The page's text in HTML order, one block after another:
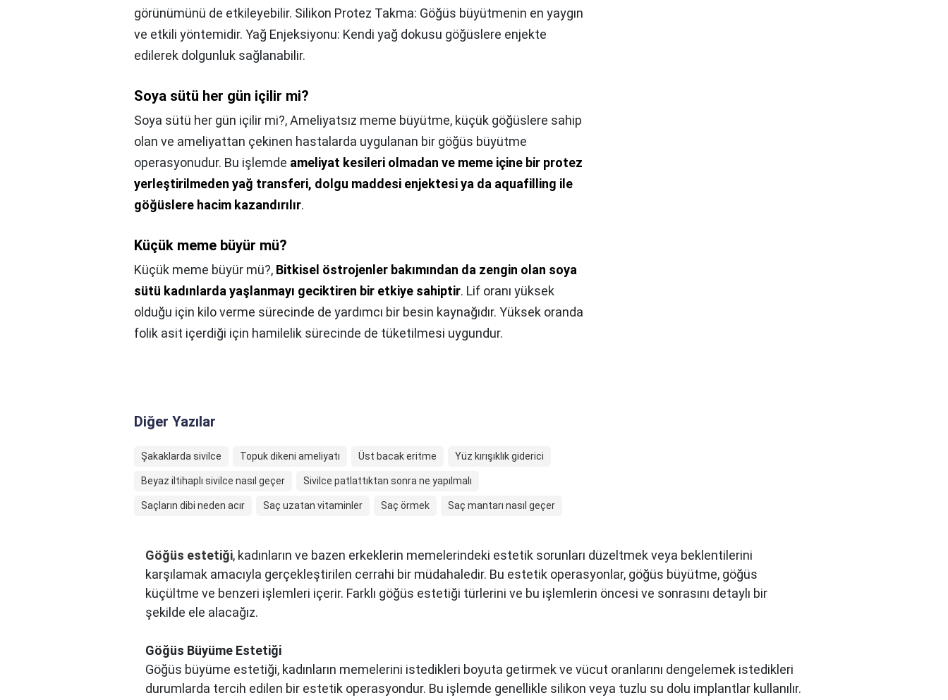
görünümünü de etkileyebilir. Silikon Protez Takma: Göğüs büyütmenin en yaygın
ve etkili yöntemidir. Yağ Enjeksiyonu: Kendi yağ dokusu göğüslere enjekte
edilerek dolgunluk sağlanabilir.
Soya sütü her gün içilir mi?
Soya sütü her gün içilir mi?,Ameliyatsız meme büyütme, küçük göğüslere sahip
olan ve ameliyattan çekinen hastalarda uygulanan bir göğüs büyütme
operasyonudur. Bu işlemde ameliyat kesileri olmadan ve meme içine bir protez
yerleştirilmeden yağ transferi, dolgu maddesi enjektesi ya da aquafilling ile
göğüslere hacim kazandırılır.
Küçük meme büyür mü?
Küçük meme büyür mü?, Bitkisel östrojenler bakımından da zengin olan soya
sütü kadınlarda yaşlanmayı geciktiren bir etkiye sahiptir. Lif oranı yüksek
olduğu için kilo verme sürecinde de yardımcı bir besin kaynağıdır. Yüksek oranda
folik asit içerdiği için hamilelik sürecinde de tüketilmesi uygundur.
Diğer Yazılar
Şakaklarda sivilce Topuk dikeni ameliyatı Üst bacak eritme Yüz kırışıklık giderici
Beyaz iltihaplı sivilce nasıl geçer Sivilce patlattıktan sonra ne yapılmalı
Saçların dibi neden acır Saç uzatan vitaminler Saç örmek Saç mantarı nasıl geçer
Göğüs estetiği, kadınların ve bazen erkeklerin memelerindeki estetik sorunları düzeltmek veya beklentilerini
karşılamak amacıyla gerçekleştirilen cerrahi bir müdahaledir. Bu estetik operasyonlar, göğüs büyütme, göğüs
küçültme ve benzeri işlemleri içerir. Farklı göğüs estetiği türlerini ve bu işlemlerin öncesi ve sonrasını detaylı bir
şekilde ele alacağız.
Göğüs Büyüme Estetiği
Göğüs büyüme estetiği, kadınların memelerini istedikleri boyuta getirmek ve vücut oranlarını dengelemek istedikleri
durumlarda tercih edilen bir estetik operasyondur. Bu işlemde genellikle silikon veya tuzlu su dolu implantlar kullanılır.